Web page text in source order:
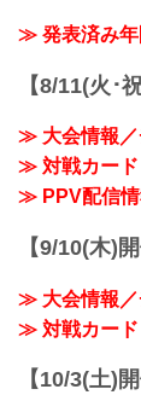
≫ 発表済み年
【8/11(火･
≫ 大会情報／
≫ 対戦カード
≫ PPV配信情
【9/10(木)
≫ 大会情報／
≫ 対戦カード
【10/3(土)